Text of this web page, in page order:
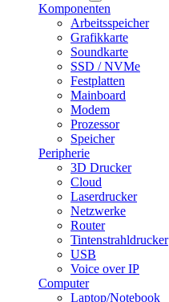
Komponenten
Arbeitsspeicher
Grafikkarte
Soundkarte
SSD / NVMe
Festplatten
Mainboard
Modem
Prozessor
Speicher
Peripherie
3D Drucker
Cloud
Laserdrucker
Netzwerke
Router
Tintenstrahldrucker
USB
Voice over IP
Computer
Laptop/Notebook